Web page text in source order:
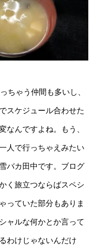
ちゃう仲間も多いし、
スケジュール合わせた
なんですよね。もう、
人で行っちゃえみたい
バカ田中です。ブログ
く旅立つならばスペシ
っていた部分もありま
ャルな何かとか言って
わけじゃないんだけ